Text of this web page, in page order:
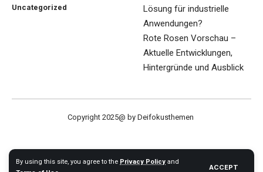
By using this site, you agree to the Privacy Policy and
ACCEPT
Uncategorized
Lösung für industrielle
Anwendungen?
Rote Rosen Vorschau –
Aktuelle Entwicklungen,
Hintergründe und Ausblick
Copyright 2025@ by Deifokusthemen